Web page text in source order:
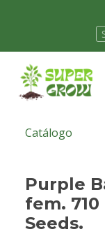
Catálogo
Purple
fem.
Seeds.